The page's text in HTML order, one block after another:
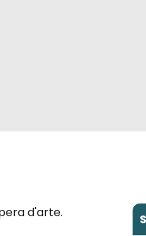
d'arte.